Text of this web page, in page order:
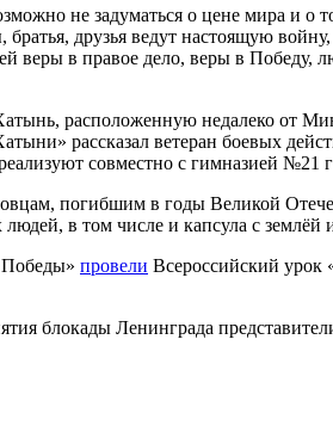
не задуматься о цене мира и
друзья ведут настоящую
веры в правое дело, веры в Победу,
расположенную недалеко от
рассказал ветеран боевых
совместно с гимназией №21
погибшим в годы Великой
в том числе и капсула с
Победы» провели Всероссийский
блокады Ленинграда